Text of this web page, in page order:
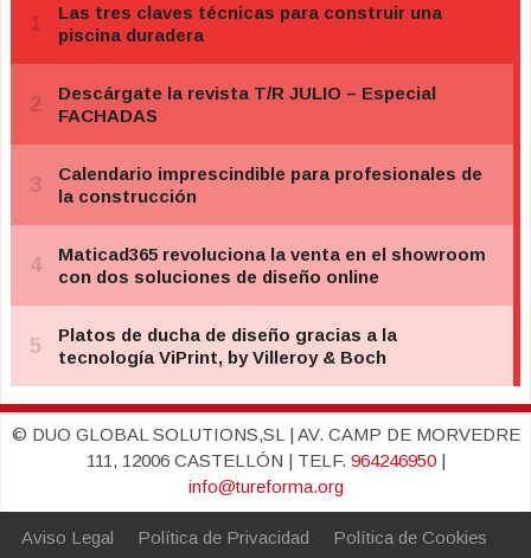
© DUO GLOBAL SOLUTIONS,SL | AV. CAMP DE MORVEDRE
111, 12006 CASTELLÓN | TELF. 964246950|
info@tureforma.org
Aviso Legal Política de Privacidad
Política de Cookies